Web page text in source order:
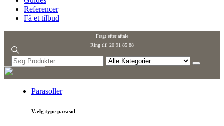
Referencer
Få et tilbud
Fragt efter aftale
Ring tlf. 20 91 85 88
Kurv
Parasoller
Vælg type parasol